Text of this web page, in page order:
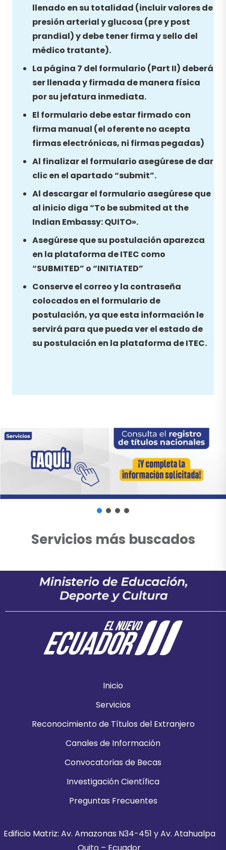
llenado en su totalidad (incluir valores de
presión arterial y glucosa (pre y post
prandial) y debe tener firma y sello del
médico tratante).
La página 7 del formulario (Part II) deberá
ser llenada y firmada de manera física
por su jefatura inmediata.
El formulario debe estar firmado con
firma manual (el oferente no acepta
firmas electrónicas, ni firmas pegadas)
Al finalizar el formulario asegúrese de dar
clic en el apartado “submit”.
Al descargar el formulario asegúrese que
al inicio diga “To be submited at the
Indian Embassy: QUITO».
Asegúrese que su postulación aparezca
en la plataforma de ITEC como
“SUBMITED” o “INITIATED”
Conserve el correo y la contraseña
colocados en el formulario de
postulación, ya que esta información le
servirá para que pueda ver el estado de
su postulación en la plataforma de ITEC.
Servicios más buscados
Inicio
Servicios
Reconocimiento de Títulos del Extranjero
Canales de Información
Convocatorias de Becas
Investigación Científica
Preguntas Frecuentes
Edificio Matriz: Av. Amazonas N34-451 y Av. Atahualpa